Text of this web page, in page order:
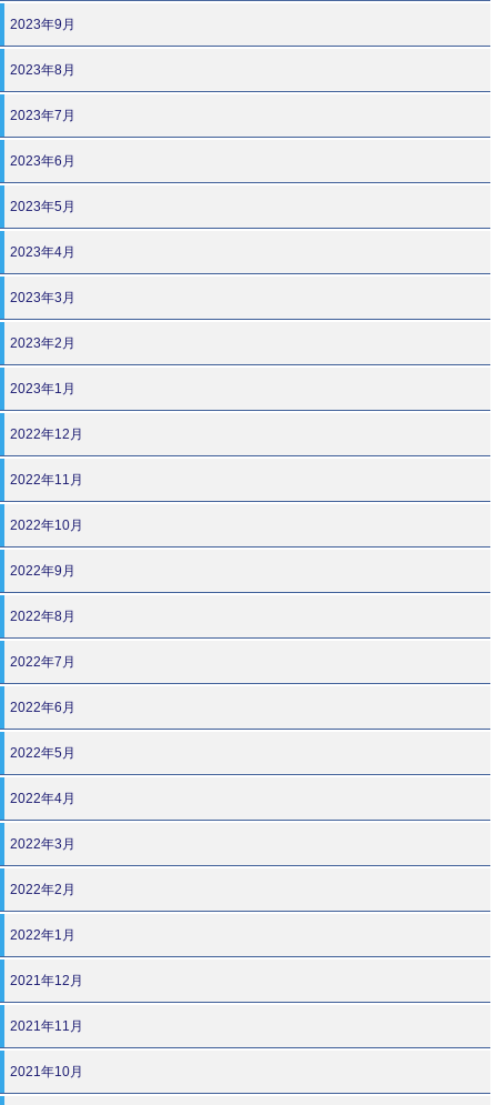
2023年9月
2023年8月
2023年7月
2023年6月
2023年5月
2023年4月
2023年3月
2023年2月
2023年1月
2022年12月
2022年11月
2022年10月
2022年9月
2022年8月
2022年7月
2022年6月
2022年5月
2022年4月
2022年3月
2022年2月
2022年1月
2021年12月
2021年11月
2021年10月